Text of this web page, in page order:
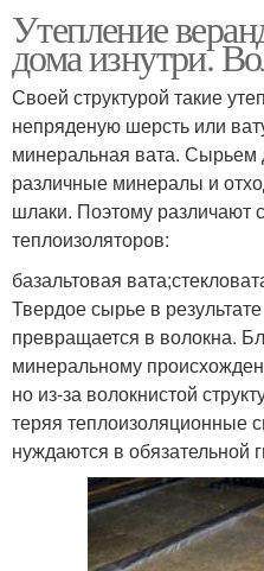
Утепление
дома изнутри.
Своей структурой такие
непряденую шерсть или
минеральная вата. Сырьем
различные минералы и
шлаки. Поэтому различают
теплоизоляторов:
базальтовая
Твердое сырье в
превращается в волокна.
минеральному
но из-за волокнистой
теряя теплоизоляционные
нуждаются в обязательной